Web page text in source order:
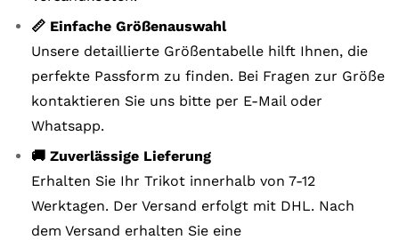
📏 Einfache Größenauswahl
Unsere detaillierte Größentabelle hilft Ihnen, die
perfekte Passform zu finden. Bei Fragen zur Größe
kontaktieren Sie uns bitte per E-Mail oder
Whatsapp.
🚚 Zuverlässige Lieferung
Erhalten Sie Ihr Trikot innerhalb von 7-12
Werktagen. Der Versand erfolgt mit DHL. Nach
dem Versand erhalten Sie eine